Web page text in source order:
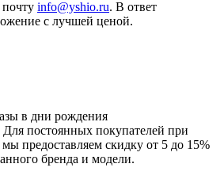
info@yshio.ru. В ответ
с лучшей ценой.
в дни рождения
постоянных покупателей при
предоставляем скидку от 5 до 15%
бренда и модели.